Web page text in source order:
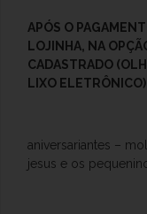
APÓS O
LOJINHA, NA
CADASTRADO
LIXO
aniversariantes –
jesus e os